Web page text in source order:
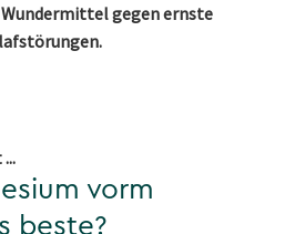
gegen ernste
vorm
beste?